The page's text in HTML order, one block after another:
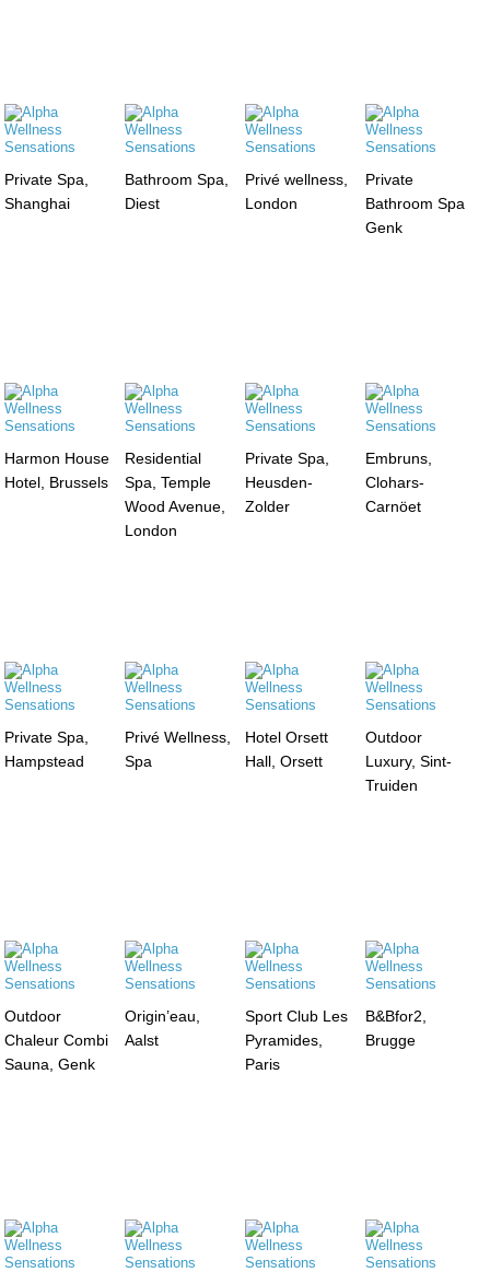
Private Spa,
Shanghai
Bathroom Spa,
Diest
Privé wellness,
London
Private
Bathroom Spa
Genk
Harmon House
Hotel, Brussels
Residential
Spa, Temple
Wood Avenue,
London
Private Spa,
Heusden-
Zolder
Embruns,
Clohars-
Carnöet
Private Spa,
Hampstead
Privé Wellness,
Spa
Hotel Orsett
Hall, Orsett
Outdoor
Luxury, Sint-
Truiden
Outdoor
Chaleur Combi
Sauna, Genk
Origin’eau,
Aalst
Sport Club Les
Pyramides,
Paris
B&Bfor2,
Brugge